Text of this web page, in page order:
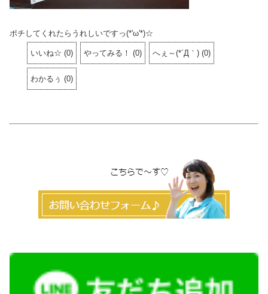
ポチしてくれたらうれしいですっ(*'ω'*)☆
いいね☆ (0) やってみる！ (0) へぇ～(*´Д｀) (0)
わかるぅ (0)